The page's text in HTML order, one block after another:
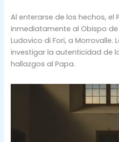
Al enterarse de los hechos, el
inmediatamente al Obispo de
Ludovico di Fori, a Morrovalle.
investigar la autenticidad de
hallazgos al Papa.